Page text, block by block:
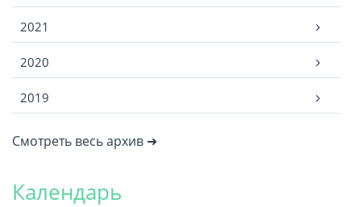
2021
2020
2019
Смотреть весь архив ➜
Календарь